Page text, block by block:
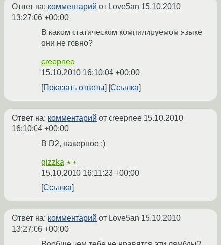
Ответ на: комментарий от Love5an 15.10.2010
13:27:06 +00:00
В каком статическом компилируемом языке
они не говно?
creepnee
15.10.2010 16:10:04 +00:00
Показать ответы
Ссылка
Ответ на: комментарий от creepnee 15.10.2010
16:10:04 +00:00
В D2, наверное :)
gizzka ★★
15.10.2010 16:11:23 +00:00
Ссылка
Ответ на: комментарий от Love5an 15.10.2010
13:27:06 +00:00